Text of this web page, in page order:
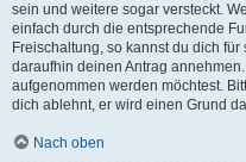
sein und weitere sogar versteckt.
einfach durch die entsprechende
Freischaltung, so kannst du dich
daraufhin deinen Antrag
aufgenommen werden möchtest.
dich ablehnt, er wird einen Grund
Nach oben